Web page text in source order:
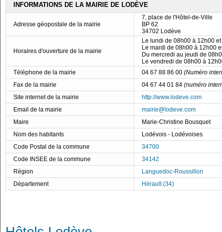
INFORMATIONS DE LA MAIRIE DE LODÈVE
Adresse géopostale de la mairie
7, place de l'Hôtel-de-Ville
BP 62
34702 Lodève
Horaires d'ouverture de la mairie
Le lundi de 08h00 à 12h00
Le mardi de 08h00 à 12h00
Du mercredi au jeudi de
Le vendredi de 08h00 à
Téléphone de la mairie
04 67 88 86 00 (Numéro
Fax de la mairie
04 67 44 01 84 (numéro
Site internet de la mairie
http://www.lodeve.com
Email de la mairie
mairie@lodeve.com
Maire
Marie-Christine Bousquet
Nom des habitants
Lodévois - Lodévoises
Code Postal de la commune
34700
Code INSEE de la commune
34142
Région
Languedoc-Roussillon
Département
Hérault (34)